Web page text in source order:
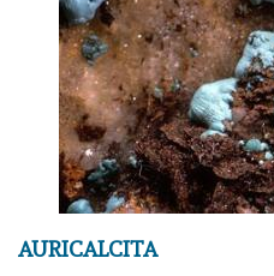
AURICALCITA